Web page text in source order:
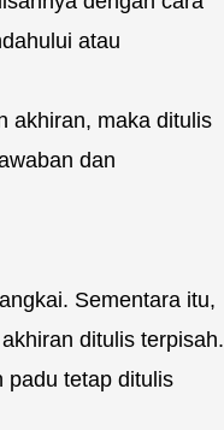
atau
akhiran, maka ditulis
dan
Sementara itu,
ditulis terpisah.
padu tetap ditulis